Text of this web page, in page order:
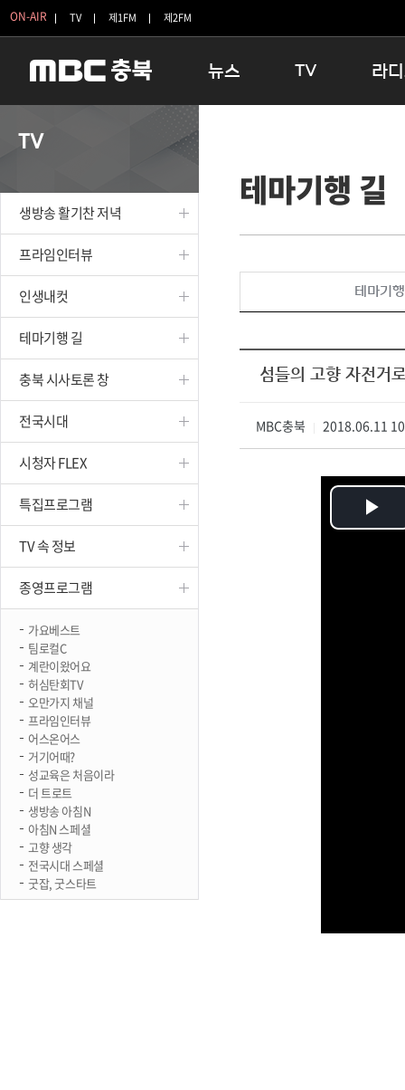
ON-AIR TV 제1FM 제2FM
뉴스
보은
옥천
TV
인생내컷
테마기행 길
시청자 FLEX
종영프로그램
라
16:00
우리 고
TV
생방송 활기찬 저녁
프라임인터뷰
인생내컷
테마기행 길
충북 시사토론 창
전국시대
시청자 FLEX
특집프로그램
TV 속 정보
종영프로그램
가요베스트
팀로컬C
계란이왔어요
허심탄회TV
오만가지 채널
프라임인터뷰
어스온어스
거기어때?
성교육은 처음이라
더 트로트
생방송 아침N
아침N 스페셜
고향 생각
전국시대 스페셜
굿잡, 굿스타트
테마기행 길
테마기
섬들의 고향 자전거
MBC충북 2018.06.11